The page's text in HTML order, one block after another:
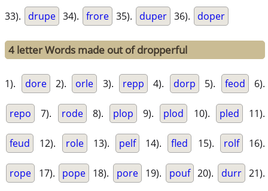
33). drupe 34). frore 35). duper 36). doper
4 letter Words made out of dropperful
1). dore 2). orle 3). repp 4). dorp 5). feod 6).
repo 7). rode 8). plop 9). plod 10). pled 11).
feud 12). role 13). pelf 14). fled 15). rolf 16).
rope 17). pope 18). pore 19). pouf 20). durr 21).